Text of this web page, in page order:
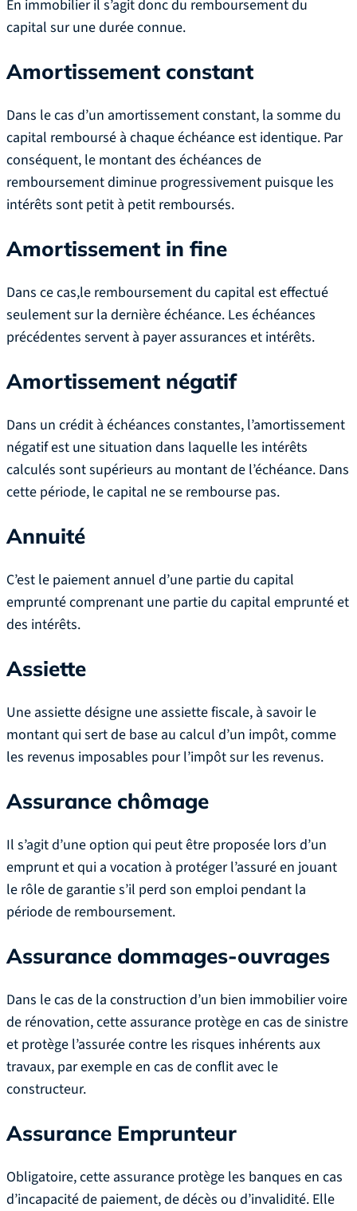
En immobilier il s’agit donc du remboursement du
capital sur une durée connue.
Amortissement constant
Dans le cas d’un amortissement constant, la somme du
capital remboursé à chaque échéance est identique. Par
conséquent, le montant des échéances de
remboursement diminue progressivement puisque les
intérêts sont petit à petit remboursés.
Amortissement in fine
Dans ce cas,le remboursement du capital est effectué
seulement sur la dernière échéance. Les échéances
précédentes servent à payer assurances et intérêts.
Amortissement négatif
Dans un crédit à échéances constantes, l’amortissement
négatif est une situation dans laquelle les intérêts
calculés sont supérieurs au montant de l’échéance. Dans
cette période, le capital ne se rembourse pas.
Annuité
C’est le paiement annuel d’une partie du capital
emprunté comprenant une partie du capital emprunté et
des intérêts.
Assiette
Une assiette désigne une assiette fiscale, à savoir le
montant qui sert de base au calcul d’un impôt, comme
les revenus imposables pour l’impôt sur les revenus.
Assurance chômage
Il s’agit d’une option qui peut être proposée lors d’un
emprunt et qui a vocation à protéger l’assuré en jouant
le rôle de garantie s’il perd son emploi pendant la
période de remboursement.
Assurance dommages-ouvrages
Dans le cas de la construction d’un bien immobilier voire
de rénovation, cette assurance protège en cas de sinistre
et protège l’assurée contre les risques inhérents aux
travaux, par exemple en cas de conflit avec le
constructeur.
Assurance Emprunteur
Obligatoire, cette assurance protège les banques en cas
d’incapacité de paiement, de décès ou d’invalidité. Elle